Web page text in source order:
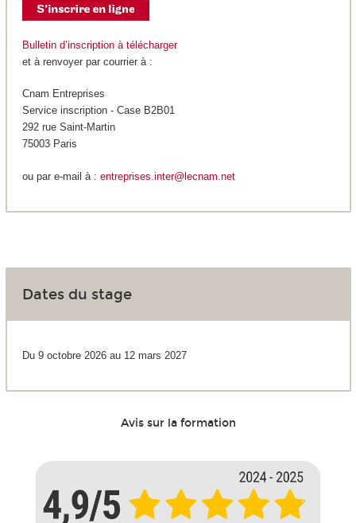
Bulletin d’inscription à télécharger
et à renvoyer par courrier à :
Cnam Entreprises
Service inscription - Case B2B01
292 rue Saint-Martin
75003 Paris
ou par e-mail à : entreprises.inter@lecnam.net
Dates du stage
Du 9 octobre 2026 au 12 mars 2027
Avis sur la formation